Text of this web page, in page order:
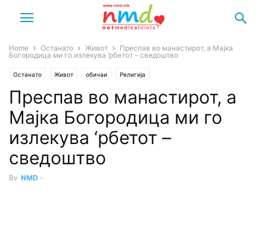
Home Останато Живот
Преспав во манастирот, а Мајка
Богородица ми го излекува ‘рбетот – сведоштво
Останато Живот обичаи Религија
Преспав во манастирот, а
Мајка Богородица ми го
излекува ‘рбетот –
сведоштво
By NMD -